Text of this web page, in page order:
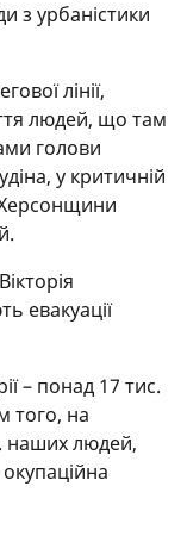
з урбаністики
лінії,
людей, що там
голови
у критичній
евакуації
– понад 17 тис.
того, на
наших людей,